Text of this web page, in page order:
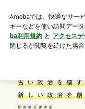
グ Powered by Ameba
アプリをダウンロード
ょう。